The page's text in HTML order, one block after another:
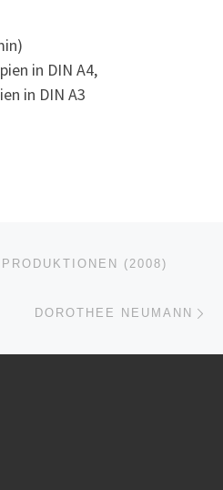
in DIN A4,
in DIN A3
(2008)
DOROTHEE NEUMANN